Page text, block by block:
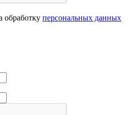
обработку персональных данных